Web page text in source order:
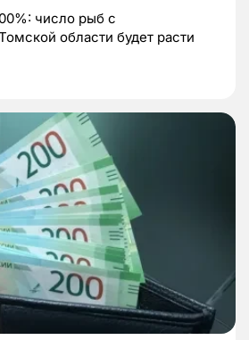
число рыб с
области будет расти